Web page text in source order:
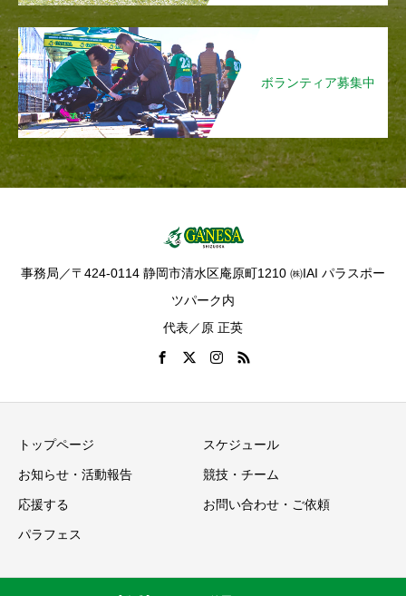
ボランティア募集中
事務局／〒424-0114 静岡市清水区庵原町1210 ㈱IAI パラスポー
ツパーク内
代表／原 正英
トップページ スケジュール
お知らせ・活動報告 競技・チーム
応援する お問い合わせ・ご依頼
パラフェス